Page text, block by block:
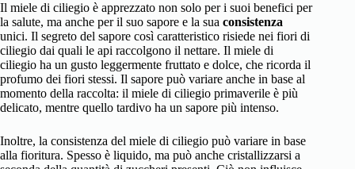
Il miele di ciliegio è apprezzato non solo per i suoi benefici per
la salute, ma anche per il suo sapore e la sua consistenza
unici. Il segreto del sapore così caratteristico risiede nei fiori di
ciliegio dai quali le api raccolgono il nettare. Il miele di
ciliegio ha un gusto leggermente fruttato e dolce, che ricorda il
profumo dei fiori stessi. Il sapore può variare anche in base al
momento della raccolta: il miele di ciliegio primaverile è più
delicato, mentre quello tardivo ha un sapore più intenso.
Inoltre, la consistenza del miele di ciliegio può variare in base
alla fioritura. Spesso è liquido, ma può anche cristallizzarsi a